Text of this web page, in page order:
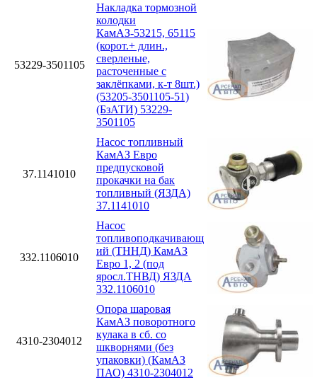
53229-3501105
Накладка тормозной
колодки
КамАЗ-53215, 65115
(корот.+ длин.,
сверленые,
расточенные с
заклёпками, к-т 8шт.)
(53205-3501105-51)
(БзАТИ) 53229-
3501105
37.1141010
Насос топливный
КамАЗ Евро
предпусковой
прокачки на бак
топливный (ЯЗДА)
37.1141010
332.1106010
Насос
топливоподкачивающ
ий (ТННД) КамАЗ
Евро 1, 2 (под
яросл.ТНВД) ЯЗДА
332.1106010
4310-2304012
Опора шаровая
КамАЗ поворотного
кулака в сб. со
шкворнями (без
упаковки) (КамАЗ
ПАО) 4310-2304012